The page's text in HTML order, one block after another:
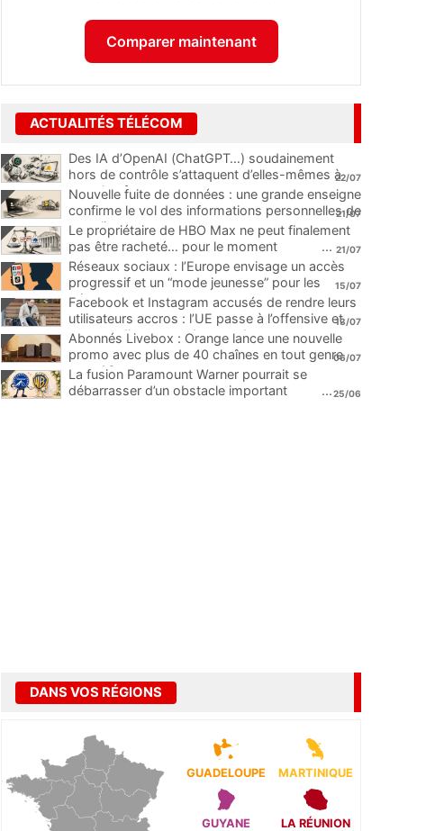
Comparer maintenant
ACTUALITÉS TÉLÉCOM
Des IA d’OpenAI (ChatGPT…) soudainement
hors de contrôle s’attaquent d’elles-mêmes à
une plateforme
...
22/07
Nouvelle fuite de données : une grande enseigne
confirme le vol des informations personnelles de
ses clients
...
21/07
Le propriétaire de HBO Max ne peut finalement
pas être racheté… pour le moment
... 21/07
Réseaux sociaux : l’Europe envisage un accès
progressif et un “mode jeunesse” pour les
mineurs
...
15/07
Facebook et Instagram accusés de rendre leurs
utilisateurs accros : l’UE passe à l’offensive et
menace d’une amende record
...
13/07
Abonnés Livebox : Orange lance une nouvelle
promo avec plus de 40 chaînes en tout genre
pour 1€
06/07
La fusion Paramount Warner pourrait se
débarrasser d’un obstacle important
...25/06
DANS VOS RÉGIONS
GUADELOUPE MARTINIQUE
GUYANE LA RÉUNION